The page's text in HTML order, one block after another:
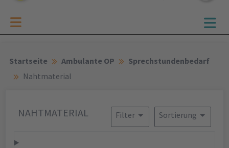
Startseite Ambulante OP
Sprechstundenbedarf
Nahtmaterial
NAHTMATERIAL Sortierung
Filter